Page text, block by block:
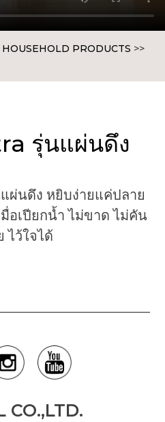
HOUSEHOLD PRODUCTS >>
รุ่นแผ่นดึง
ผ่นดึง หยิบง่ายแค่ปลาย
มื่อเปียกน้ำ ไม่ขาด ไม่คัน
ไว้ใจได้
CO.,LTD.